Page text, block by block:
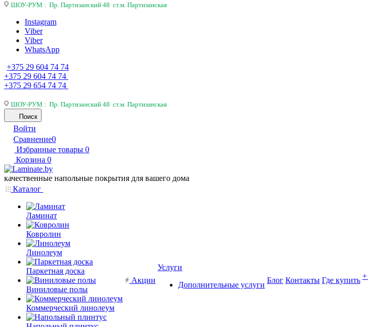
ШОУ-РУМ : Пр. Партизанский 48 ст.м. Партизанская
Instagram
Viber
Viber
WhatsApp
+375 29 604 74 74
+375 29 604 74 74
+375 29 654 74 74
ШОУ-РУМ : Пр. Партизанский 48 ст.м. Партизанская
Поиск
Войти
Сравнение0
Избранные товары 0
Корзина 0
качественные напольные покрытия для вашего дома
Каталог
Ламинат
Ковролин
Линолеум
Паркетная доска
Виниловые полы
Коммерческий линолеум
Акции
Услуги
Дополнительные услуги
Блог Контакты Где купить